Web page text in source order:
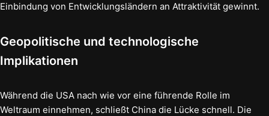
Einbindung von Entwicklungsländern an Attraktivität gewinnt.
Geopolitische und technologische
Implikationen
Während die USA nach wie vor eine führende Rolle im
Weltraum einnehmen, schließt China die Lücke schnell. Die